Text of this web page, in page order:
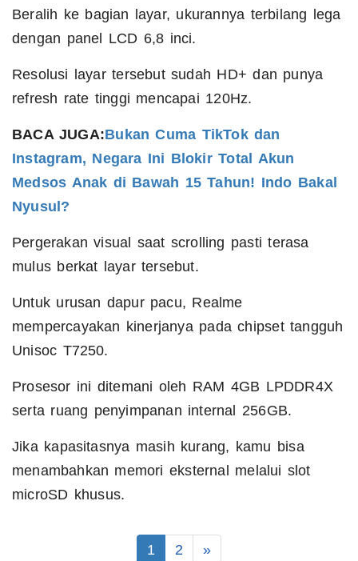
Beralih ke bagian layar, ukurannya terbilang lega
dengan panel LCD 6,8 inci.
Resolusi layar tersebut sudah HD+ dan punya
refresh rate tinggi mencapai 120Hz.
BACA JUGA:Bukan Cuma TikTok dan
Instagram, Negara Ini Blokir Total Akun
Medsos Anak di Bawah 15 Tahun! Indo Bakal
Nyusul?
Pergerakan visual saat scrolling pasti terasa
mulus berkat layar tersebut.
Untuk urusan dapur pacu, Realme
mempercayakan kinerjanya pada chipset tangguh
Unisoc T7250.
Prosesor ini ditemani oleh RAM 4GB LPDDR4X
serta ruang penyimpanan internal 256GB.
Jika kapasitasnya masih kurang, kamu bisa
menambahkan memori eksternal melalui slot
microSD khusus.
1 2 »